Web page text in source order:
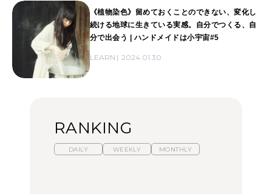
《植物染色》留めておくことのできない、変化し
続ける地球に生きている実感。自分でつくる、自
分で出会う | ハンドメイドは小宇宙#5
LEARN 2024.01.30
RANKING
DAILY WEEKLY MONTHLY